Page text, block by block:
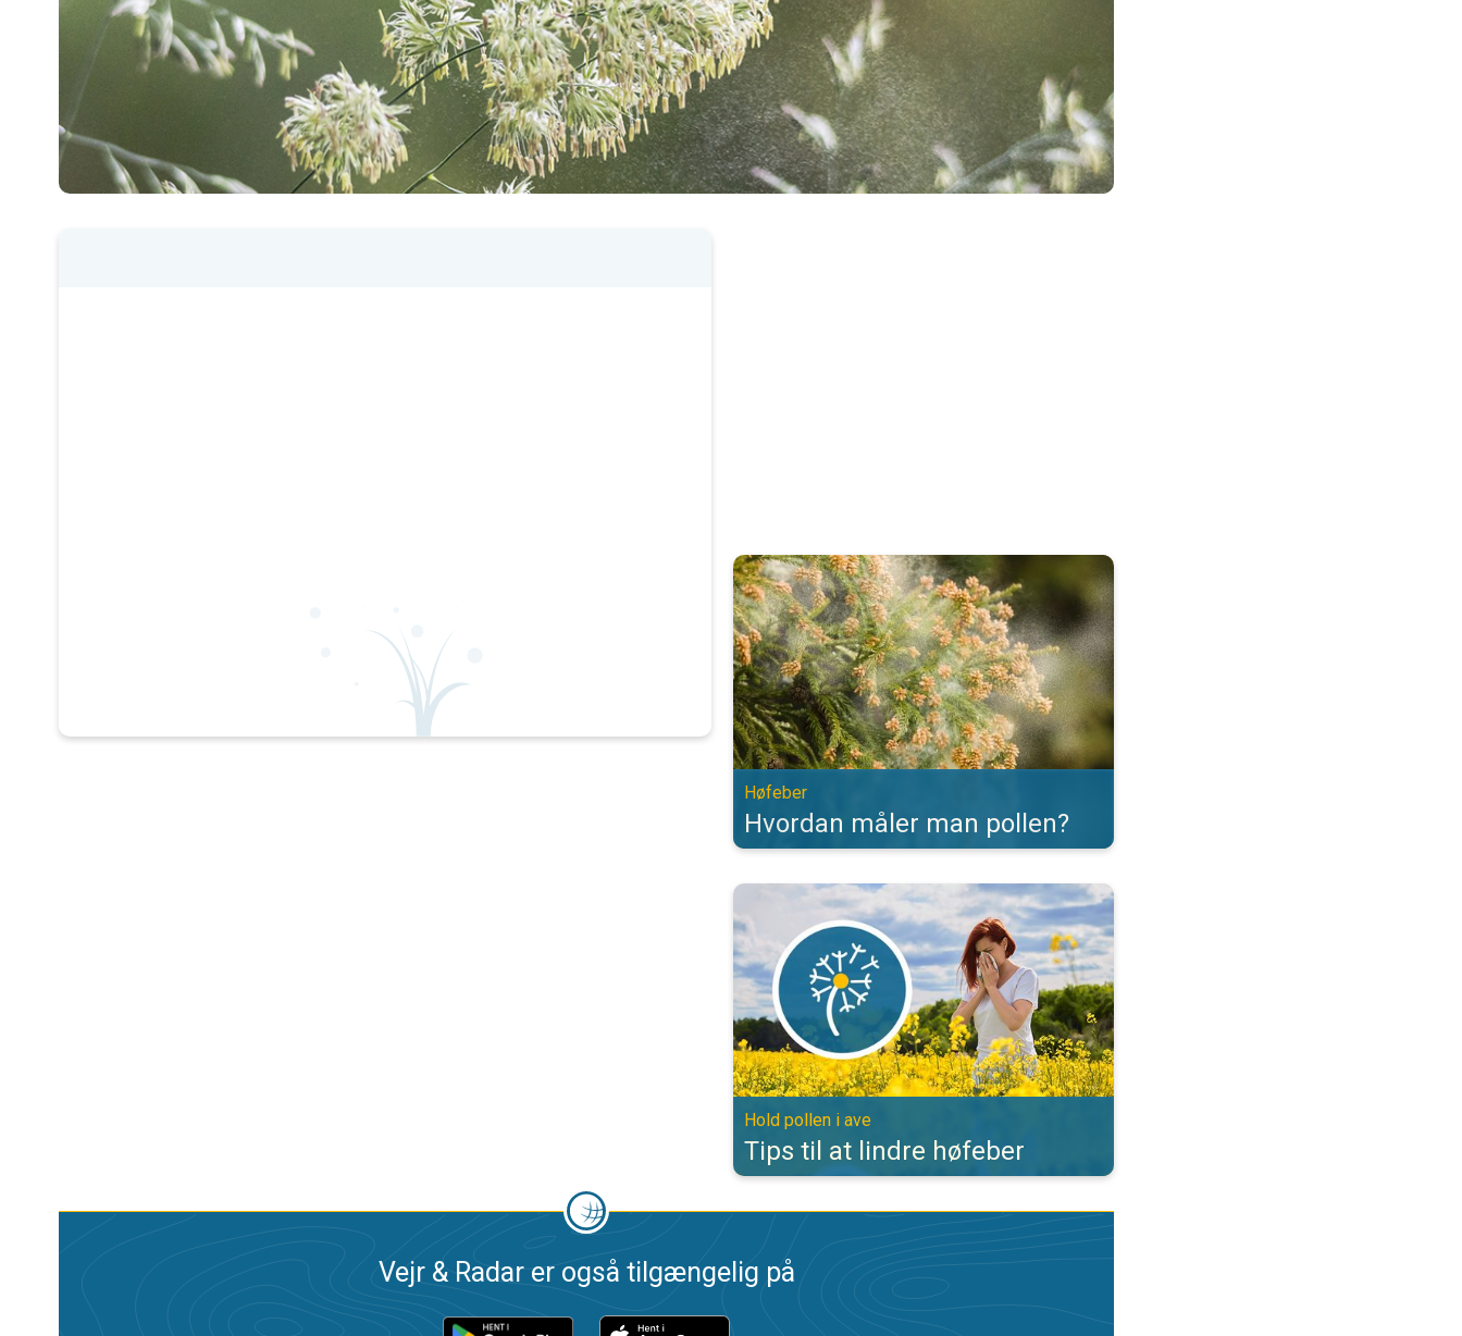
Hvordan måler man pollen?. Høfeber. . .
Høfeber
Hvordan måler man pollen?
Tips til at lindre høfeber. Hold pollen i ave. . .
Hold pollen i ave
Tips til at lindre høfeber
Vejr & Radar er også tilgængelig på